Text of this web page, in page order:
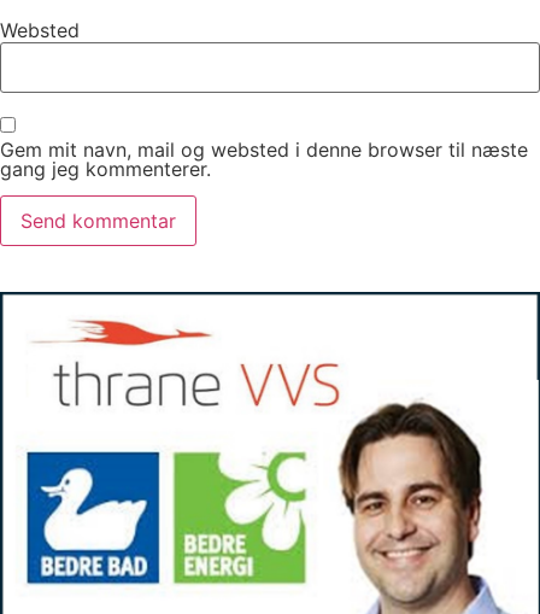
Websted
Gem mit navn, mail og websted i denne browser til næste
gang jeg kommenterer.